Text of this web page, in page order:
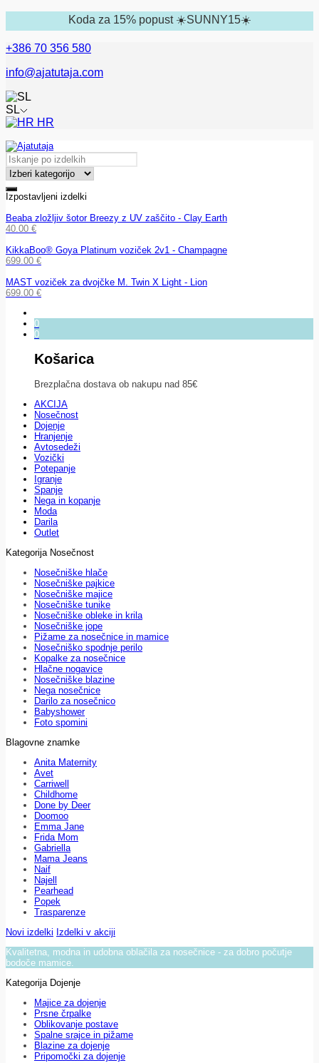
Koda za 15% popust ☀️SUNNY15☀️
+386 70 356 580
info@ajatutaja.com
SL
HR
Izpostavljeni izdelki
Beaba zložljiv šotor Breezy z UV zaščito - Clay Earth
40.00 €
KikkaBoo® Goya Platinum voziček 2v1 - Champagne
699.00 €
MAST voziček za dvojčke M. Twin X Light - Lion
699.00 €
0
0
Košarica
Brezplačna dostava ob nakupu nad 85€
AKCIJA
Nosečnost
Dojenje
Hranjenje
Avtosedeži
Vozički
Potepanje
Igranje
Spanje
Nega in kopanje
Moda
Darila
Outlet
Kategorija Nosečnost
Nosečniške hlače
Nosečniške pajkice
Nosečniške majice
Nosečniške tunike
Nosečniške obleke in krila
Nosečniške jope
Pižame za nosečnice in mamice
Nosečniško spodnje perilo
Kopalke za nosečnice
Hlačne nogavice
Nosečniške blazine
Nega nosečnice
Darilo za nosečnico
Babyshower
Foto spomini
Blagovne znamke
Anita Maternity
Avet
Carriwell
Childhome
Done by Deer
Doomoo
Emma Jane
Frida Mom
Gabriella
Mama Jeans
Naif
Najell
Pearhead
Popek
Trasparenze
Novi izdelki Izdelki v akciji
Kvalitetna, modna in udobna oblačila za nosečnice - za dobro počutje
bodoče mamice.
Kategorija Dojenje
Majice za dojenje
Prsne črpalke
Oblikovanje postave
Spalne srajce in pižame
Blazine za dojenje
Pripomočki za dojenje